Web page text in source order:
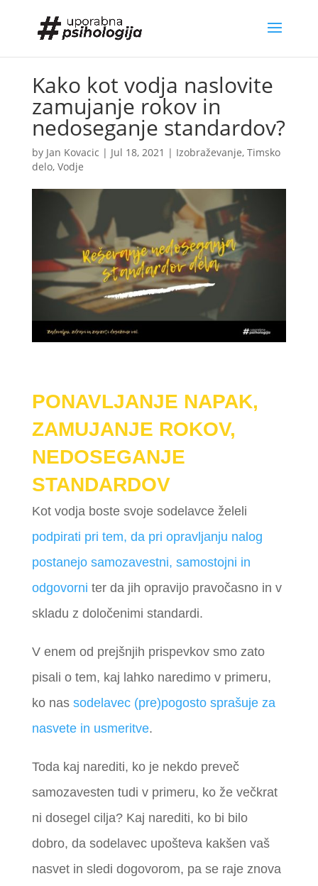
Kako kot vodja naslovite
zamujanje rokov in
nedoseganje standardov?
by Jan Kovacic | Jul 18, 2021 | Izobraževanje, Timsko
delo, Vodje
PONAVLJANJE NAPAK,
ZAMUJANJE ROKOV,
NEDOSEGANJE
STANDARDOV
Kot vodja boste svoje sodelavce želeli
podpirati pri tem, da pri opravljanju nalog
postanejo samozavestni, samostojni in
odgovorni ter da jih opravijo pravočasno in v
skladu z določenimi standardi.
V enem od prejšnjih prispevkov smo zato
pisali o tem, kaj lahko naredimo v primeru,
ko nas sodelavec (pre)pogosto sprašuje za
nasvete in usmeritve.
Toda kaj narediti, ko je nekdo preveč
samozavesten tudi v primeru, ko že večkrat
ni dosegel cilja? Kaj narediti, ko bi bilo
dobro, da sodelavec upošteva kakšen vaš
nasvet in sledi dogovorom, pa se raje znova